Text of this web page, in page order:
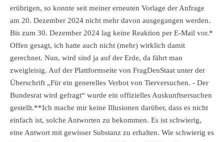
erübrigen, so konnte seit meiner erneuten Vorlage der Anfrage
am 20. Dezember 2024 nicht mehr davon ausgegangen werden.
Bis zum 30. Dezember 2024 lag keine Reaktion per E-Mail vor.*
Offen gesagt, ich hatte auch nicht (mehr) wirklich damit
gerechnet. Nun, wird sind ja auf der Erde, da fährt man
zweigleisig. Auf der Plattformseite von FragDenStaat unter der
Überschrift „Für ein generelles Verbot von Tierversuchen. - Der
Bundesrat wird gefragt“ wurde ein offizielles Auskunftsersuchen
gestellt.**Ich mache mir keine Illusionen darüber, dass es nicht
einfach ist, solche Antworten zu bekommen. Es ist schwierig,
eine Antwort mit gewisser Substanz zu erhalten. Wie schwierig es